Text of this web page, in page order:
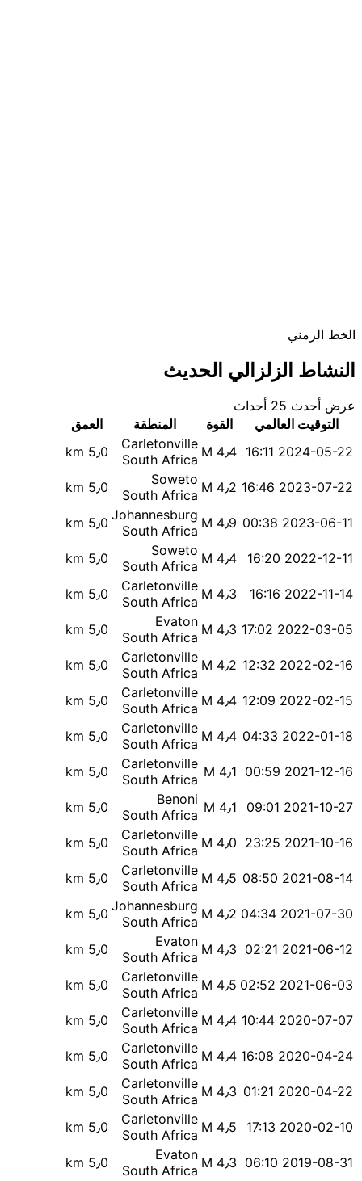
الخط الزمني
النشاط الزلزالي الحديث
عرض أحدث 25 أحداث
التوقيت العالمي
القوة المنطقة
العمق
2024-05-22 16:11
M 4٫4 Carletonville
South Africa
5٫0 km
2023-07-22 16:46 M 4٫2 Soweto
South Africa
5٫0 km
2023-06-11 00:38 M 4٫9 Johannesburg
South Africa
5٫0 km
2022-12-11 16:20 M 4٫4 Soweto
South Africa
5٫0 km
2022-11-14 16:16 M 4٫3 Carletonville
South Africa
5٫0 km
2022-03-05 17:02 M 4٫3 Evaton
South Africa
5٫0 km
2022-02-16 12:32 M 4٫2 Carletonville
South Africa
5٫0 km
2022-02-15 12:09 M 4٫4 Carletonville
South Africa
5٫0 km
2022-01-18 04:33 M 4٫4 Carletonville
South Africa
5٫0 km
2021-12-16 00:59 M 4٫1 Carletonville
South Africa
5٫0 km
2021-10-27 09:01 M 4٫1 Benoni
South Africa
5٫0 km
2021-10-16 23:25 M 4٫0 Carletonville
South Africa
5٫0 km
2021-08-14 08:50 M 4٫5 Carletonville
South Africa
5٫0 km
2021-07-30 04:34 M 4٫2 Johannesburg
South Africa
5٫0 km
2021-06-12 02:21 M 4٫3 Evaton
South Africa
5٫0 km
2021-06-03 02:52 M 4٫5 Carletonville
South Africa
5٫0 km
2020-07-07 10:44 M 4٫4 Carletonville
South Africa
5٫0 km
2020-04-24 16:08 M 4٫4 Carletonville
South Africa
5٫0 km
2020-04-22 01:21 M 4٫3 Carletonville
South Africa
5٫0 km
2020-02-10 17:13 M 4٫5 Carletonville
South Africa
5٫0 km
2019-08-31 06:10 M 4٫3 Evaton
South Africa
5٫0 km